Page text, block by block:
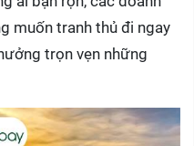
muốn tranh thủ đi ngay
trọn vẹn những